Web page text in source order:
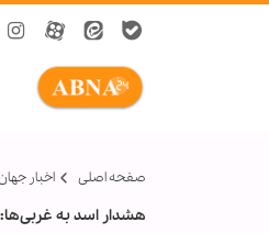
صفحه اصلی اخبار
هشدار اسد به غربی‌ها: